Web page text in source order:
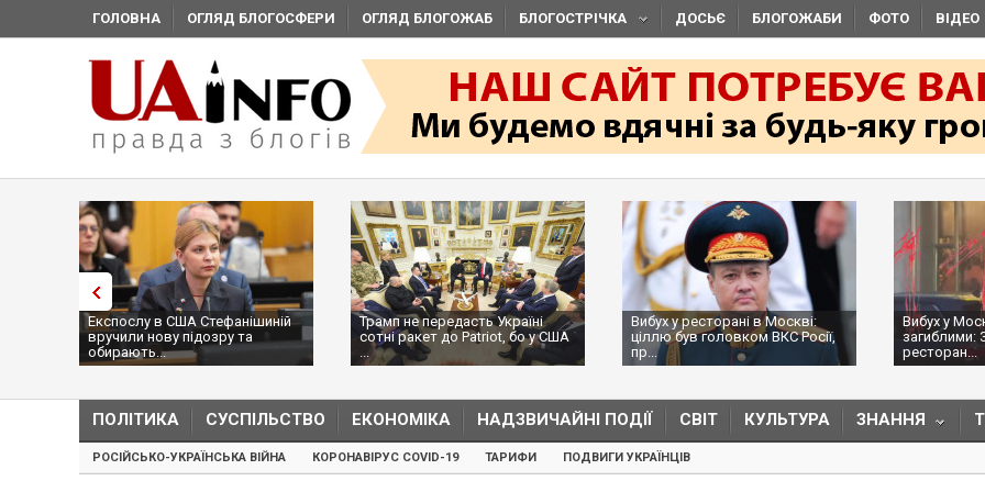
ГОЛОВНА ОГЛЯД БЛОГОСФЕРИ ОГЛЯД БЛОГОЖАБ БЛОГОСТРІЧКА ДОСЬЄ БЛОГОЖАБИ ФОТО ВІДЕО
Експослу в США Стефанішиній
вручили нову підозру та
обирають...
Трамп не передасть Україні
сотні ракет до Patriot, бо у США
...
Вибух у ресторані в Москві:
ціллю був головком ВКС Росії,
пр...
Вибух у
загиблими:
ресторан...
ПОЛІТИКА СУСПІЛЬСТВО ЕКОНОМІКА НАДЗВИЧАЙНІ ПОДІЇ СВІТ КУЛЬТУРА ЗНАННЯ
РОСІЙСЬКО-УКРАЇНСЬКА ВІЙНА КОРОНАВІРУС COVID-19 ТАРИФИ ПОДВИГИ УКРАЇНЦІВ